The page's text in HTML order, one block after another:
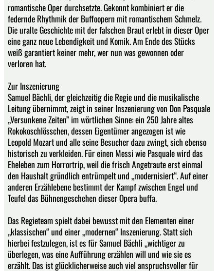
romantische Oper durchsetzte. Gekonnt kombiniert er die
federnde Rhythmik der Buffoopern mit romantischem Schmelz.
Die uralte Geschichte mit der falschen Braut erlebt in dieser Oper
eine ganz neue Lebendigkeit und Komik. Am Ende des Stücks
weiß garantiert keiner mehr, wer nun was gewonnen oder
verloren hat.
Zur Inszenierung
Samuel Bächli, der gleichzeitig die Regie und die musikalische
Leitung übernimmt, zeigt in seiner Inszenierung von Don Pasquale
„Versunkene Zeiten” im wörtlichen Sinne: ein 250 Jahre altes
Rokokoschlösschen, dessen Eigentümer angezogen ist wie
Leopold Mozart und alle seine Besucher dazu zwingt, sich ebenso
historisch zu verkleiden. Für einen Messi wie Pasquale wird das
Eheleben zum Horrortrip, weil die frisch Angetraute erst einmal
den Haushalt gründlich entrümpelt und „modernisiert“. Auf einer
anderen Erzählebene bestimmt der Kampf zwischen Engel und
Teufel das Bühnengeschehen dieser Opera buffa.
Das Regieteam spielt dabei bewusst mit den Elementen einer
„klassischen“ und einer „modernen“ Inszenierung. Statt sich
hierbei festzulegen, ist es für Samuel Bächli „wichtiger zu
überlegen, was eine Aufführung erzählen will und wie sie es
erzählt. Das ist glücklicherweise auch viel anspruchsvoller für